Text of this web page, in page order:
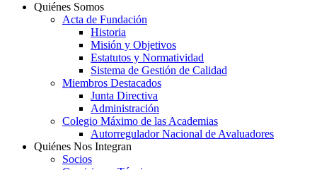
Quiénes Somos
Acta de Fundación
Historia
Misión y Objetivos
Estatutos y Normatividad
Sistema de Gestión de Calidad
Miembros Destacados
Junta Directiva
Administración
Colegio Máximo de las Academias
Autorregulador Nacional de Avaluadores
Quiénes Nos Integran
Socios